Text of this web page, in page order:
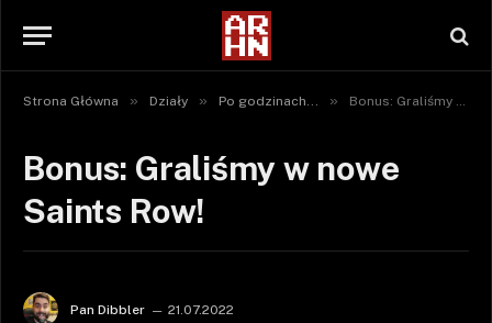
Strona Główna » Działy » Po godzinach... » Bonus: Graliśmy w nowe Saints Row!
Bonus: Graliśmy w nowe
Saints Row!
Pan Dibbler 21.07.2022